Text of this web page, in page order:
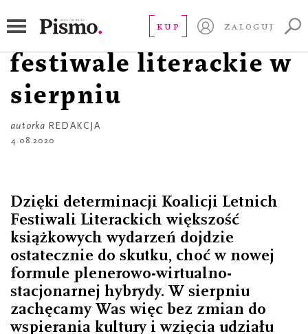
KUP ZALOGUJ
Redakcja poleca
festiwale literackie w
sierpniu
autorka REDAKCJA
4.08.2020
Dzięki determinacji Koalicji Letnich
Festiwali Literackich większość
książkowych wydarzeń dojdzie
ostatecznie do skutku, choć w nowej
formule plenerowo-wirtualno-
stacjonarnej hybrydy. W sierpniu
zachęcamy Was więc bez zmian do
wspierania kultury i wzięcia udziału